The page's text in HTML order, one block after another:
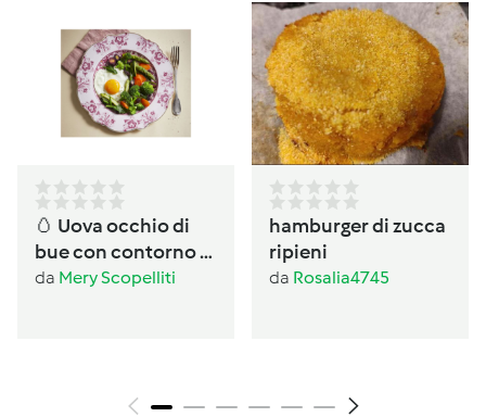
🥚 Uova occhio di
bue con contorno di
verdure al Varoma
da Mery Scopelliti
hamburger di zucca
ripieni
da Rosalia4745